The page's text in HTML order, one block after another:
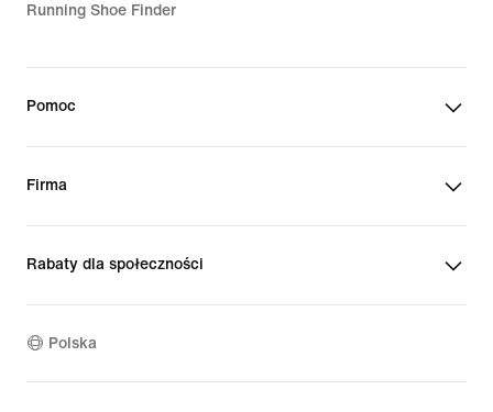
Running Shoe Finder
Pomoc
Firma
Rabaty dla społeczności
Polska